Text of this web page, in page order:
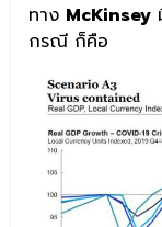
ทาง McKinsey
กรณี ก็คือ